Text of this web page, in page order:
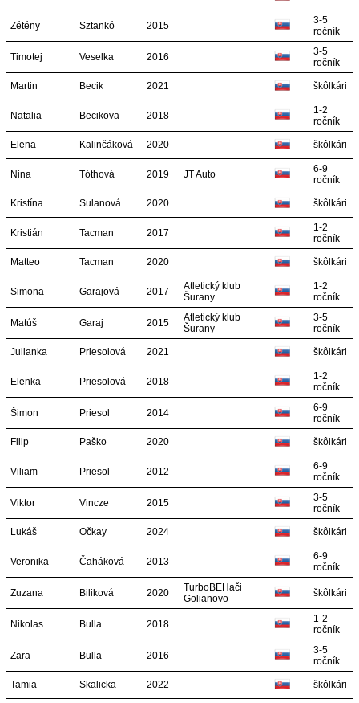
Zétény Sztankó 2015
3-5
ročník
Timotej Veselka 2016
3-5
ročník
Martin Becik 2021 škôlkári
Natalia Becikova 2018
1-2
ročník
Elena Kalinčáková 2020 škôlkári
Nina Tóthová 2019 JT Auto
6-9
ročník
Kristína Sulanová 2020 škôlkári
Kristián Tacman 2017
1-2
ročník
Matteo Tacman 2020 škôlkári
Simona Garajová 2017
Atletický klub
Šurany
1-2
ročník
Matúš Garaj 2015
Atletický klub
Šurany
3-5
ročník
Julianka Priesolová 2021 škôlkári
Elenka Priesolová 2018
1-2
ročník
Šimon Priesol 2014
6-9
ročník
Filip Paško 2020 škôlkári
Viliam Priesol 2012
6-9
ročník
Viktor Vincze 2015
3-5
ročník
Lukáš Očkay 2024 škôlkári
Veronika Čaháková 2013
6-9
ročník
Zuzana Biliková 2020
TurboBEHači
Golianovo
škôlkári
Nikolas Bulla 2018
1-2
ročník
Zara Bulla 2016
3-5
ročník
Tamia Skalicka 2022 škôlkári